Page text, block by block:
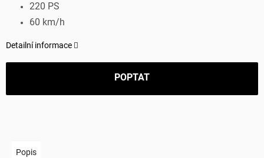
220 PS
60 km/h
Detailní informace
POPTAT
Popis